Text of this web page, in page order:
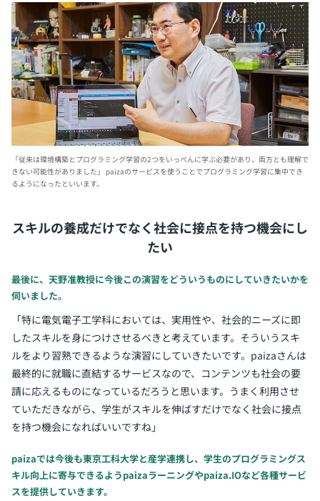
「従来は環境構築とプログラミング学習の2つをいっぺんに学ぶ必要があり、両方とも理解で
きない可能性がありました」 paizaのサービスを使うことでプログラミング学習に集中でき
るようになったといいます。
スキルの養成だけでなく社会に接点を持つ機会にし
たい
最後に、天野准教授に今後この演習をどういうものにしていきたいかを
伺いました。
「特に電気電子工学科においては、実用性や、社会的ニーズに即
したスキルを身につけさせるべきと考えています。そういうスキ
ルをより習熟できるような演習にしていきたいです。paizaさんは
最終的に就職に直結するサービスなので、コンテンツも社会の要
請に応えるものになっているだろうと思います。うまく利用させ
ていただきながら、学生がスキルを伸ばすだけでなく社会に接点
を持つ機会になればいいですね」
paizaでは今後も東京工科大学と産学連携し、学生のプログラミングス
キル向上に寄与できるようpaizaラーニングやpaiza.IOなど各種サービ
スを提供していきます。